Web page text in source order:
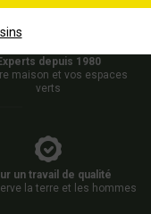
Experts depuis 1980
maison et vos espaces
verts
un travail de qualité
la terre et les hommes